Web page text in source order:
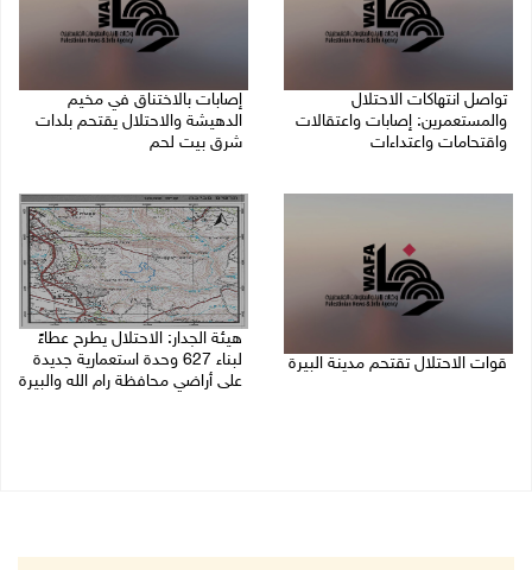
تواصل انتهاكات الاحتلال
والمستعمرين: إصابات واعتقالات
واقتحامات واعتداءات
إصابات بالاختناق في مخيم
الدهيشة والاحتلال يقتحم بلدات
شرق بيت لحم
قوات الاحتلال تقتحم مدينة البيرة
هيئة الجدار: الاحتلال يطرح عطاءً
لبناء 627 وحدة استعمارية جديدة
على أراضي محافظة رام الله والبيرة